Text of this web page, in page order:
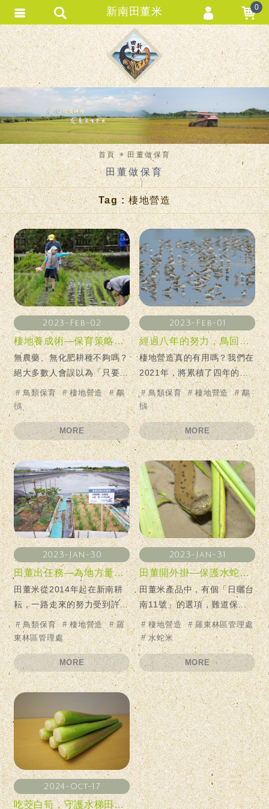
首頁 田董做保育
田董做保育
Tag : 棲地營造
2023-Feb-02
棲地養成術—保育策略大解密！
無農藥、無化肥耕種不夠嗎？
絕大多數人會誤以為「只要農
夫不使用農藥、化肥，田裡的
鳥兒自然而然就會增加」，但
事實並非如此...
# 鳥類保育 # 棲地營造 # 鷸
鴴
MORE
2023-Feb-01
經過八年的努力，鳥回來了嗎！？
棲地營造真的有用嗎？我們在
2021年，將累積了四年的鳥
類調查資料進行分析，用科學
數據證實，有超過10種以上
的鳥類數量增加
# 鳥類保育 # 棲地營造 # 鷸
鴴
MORE
2023-Jan-30
田董出任務—為地方量身打造棲地！
田董米從2014年起在新南耕
耘，一路走來的努力受到許多
消費者的支持與肯定，但我們
深知要守護蘭陽平原上的水
鳥，光靠新南是不夠的，
# 鳥類保育 # 棲地營造 # 羅
東林區管理處
MORE
2023-Jan-31
田董開外掛—保護水蛇的三芝水梯田
田董米產品中，有個「日曬台
南11號」的選項，難道保育
水鳥的田董米移情別戀了？
嗯...與其說移情別戀，不如說
是「愛太氾濫」才更貼切！
# 棲地營造 # 羅東林區管理處
# 水蛇米
MORE
2024-Oct-17
吃茭白筍，守護水梯田生態！
新南田董米 0
會員登入
會員註冊
忘記密碼
訂單查詢
匯款通知